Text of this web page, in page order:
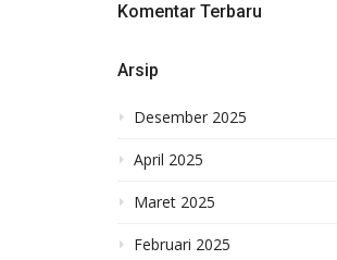
Komentar Terbaru
Arsip
Desember 2025
April 2025
Maret 2025
Februari 2025